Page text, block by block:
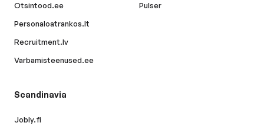
Otsintood.ee
Personaloatrankos.lt
Recruitment.lv
Varbamisteenused.ee
Pulser
Scandinavia
Jobly.fi